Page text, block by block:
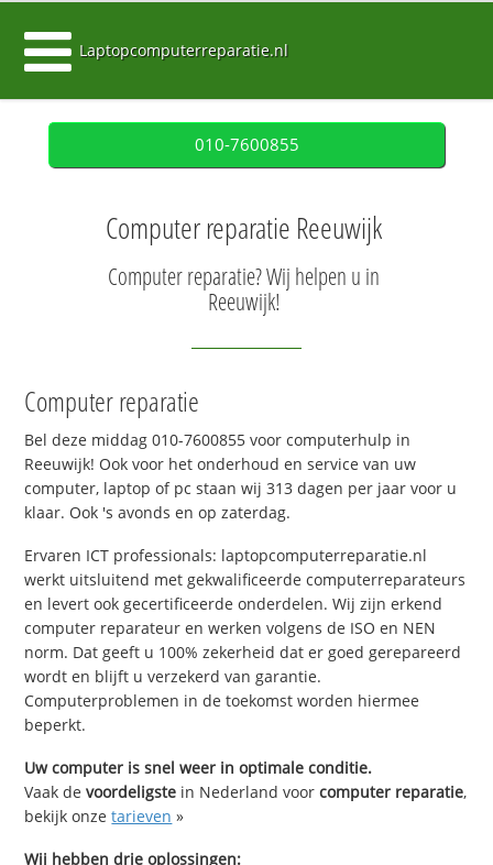
Laptopcomputerreparatie.nl
010-7600855
Computer reparatie Reeuwijk
Computer reparatie? Wij helpen u in
Reeuwijk!
Computer reparatie
Bel deze middag 010-7600855 voor computerhulp in
Reeuwijk! Ook voor het onderhoud en service van uw
computer, laptop of pc staan wij 313 dagen per jaar voor u
klaar. Ook 's avonds en op zaterdag.
Ervaren ICT professionals: laptopcomputerreparatie.nl
werkt uitsluitend met gekwalificeerde computerreparateurs
en levert ook gecertificeerde onderdelen. Wij zijn erkend
computer reparateur en werken volgens de ISO en NEN
norm. Dat geeft u 100% zekerheid dat er goed gerepareerd
wordt en blijft u verzekerd van garantie.
Computerproblemen in de toekomst worden hiermee
beperkt.
Uw computer is snel weer in optimale conditie.
Vaak devoordeligste in Nederland voorcomputer reparatie,
bekijk onzetarieven »
Wij hebben drie oplossingen: